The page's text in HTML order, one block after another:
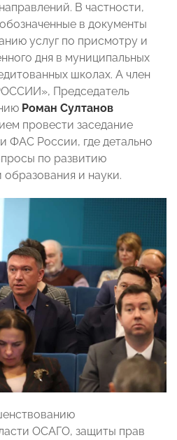
В частности,
в документы
услуг по присмотру и
дня в муниципальных
школах. А член
Председатель
Роман Султанов
провести заседание
ФАС России, где детально
по развитию
и науки.
ОСАГО, защиты прав